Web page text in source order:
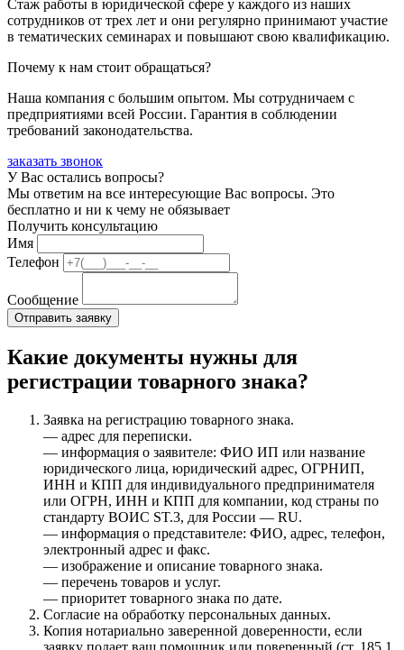
Стаж работы в юридической сфере у каждого из наших
сотрудников от трех лет и они регулярно принимают участие
в тематических семинарах и повышают свою квалификацию.
Почему к нам стоит обращаться?
Наша компания с большим опытом. Мы сотрудничаем с
предприятиями всей России. Гарантия в соблюдении
требований законодательства.
заказать звонок
У Вас остались вопросы?
Мы ответим на все интересующие Вас вопросы. Это
бесплатно и ни к чему не обязывает
Получить консультацию
Имя
Телефон
Сообщение
Какие документы нужны для
регистрации товарного знака?
Заявка на регистрацию товарного знака.
— адрес для переписки.
— информация о заявителе: ФИО ИП или название
юридического лица, юридический адрес, ОГРНИП,
ИНН и КПП для индивидуального предпринимателя
или ОГРН, ИНН и КПП для компании, код страны по
стандарту ВОИС ST.3, для России — RU.
— информация о представителе: ФИО, адрес, телефон,
электронный адрес и факс.
— изображение и описание товарного знака.
— перечень товаров и услуг.
— приоритет товарного знака по дате.
Согласие на обработку персональных данных.
Копия нотариально заверенной доверенности, если
заявку подает ваш помощник или поверенный (ст. 185.1